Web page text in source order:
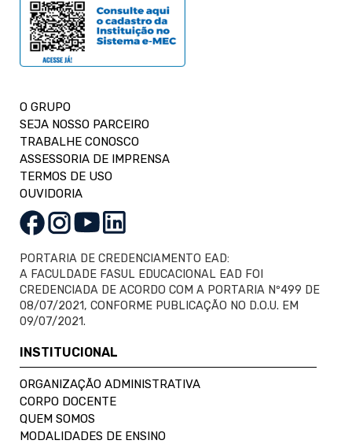
O GRUPO
SEJA NOSSO PARCEIRO
TRABALHE CONOSCO
ASSESSORIA DE IMPRENSA
TERMOS DE USO
OUVIDORIA
PORTARIA DE CREDENCIAMENTO EAD:
A FACULDADE FASUL EDUCACIONAL EAD FOI
CREDENCIADA DE ACORDO COM A PORTARIA Nº499 DE
08/07/2021, CONFORME PUBLICAÇÃO NO D.O.U. EM
09/07/2021.
INSTITUCIONAL
ORGANIZAÇÃO ADMINISTRATIVA
CORPO DOCENTE
QUEM SOMOS
MODALIDADES DE ENSINO